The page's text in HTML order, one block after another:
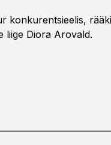
konkurentsieelis,
liige Diora Arovald.